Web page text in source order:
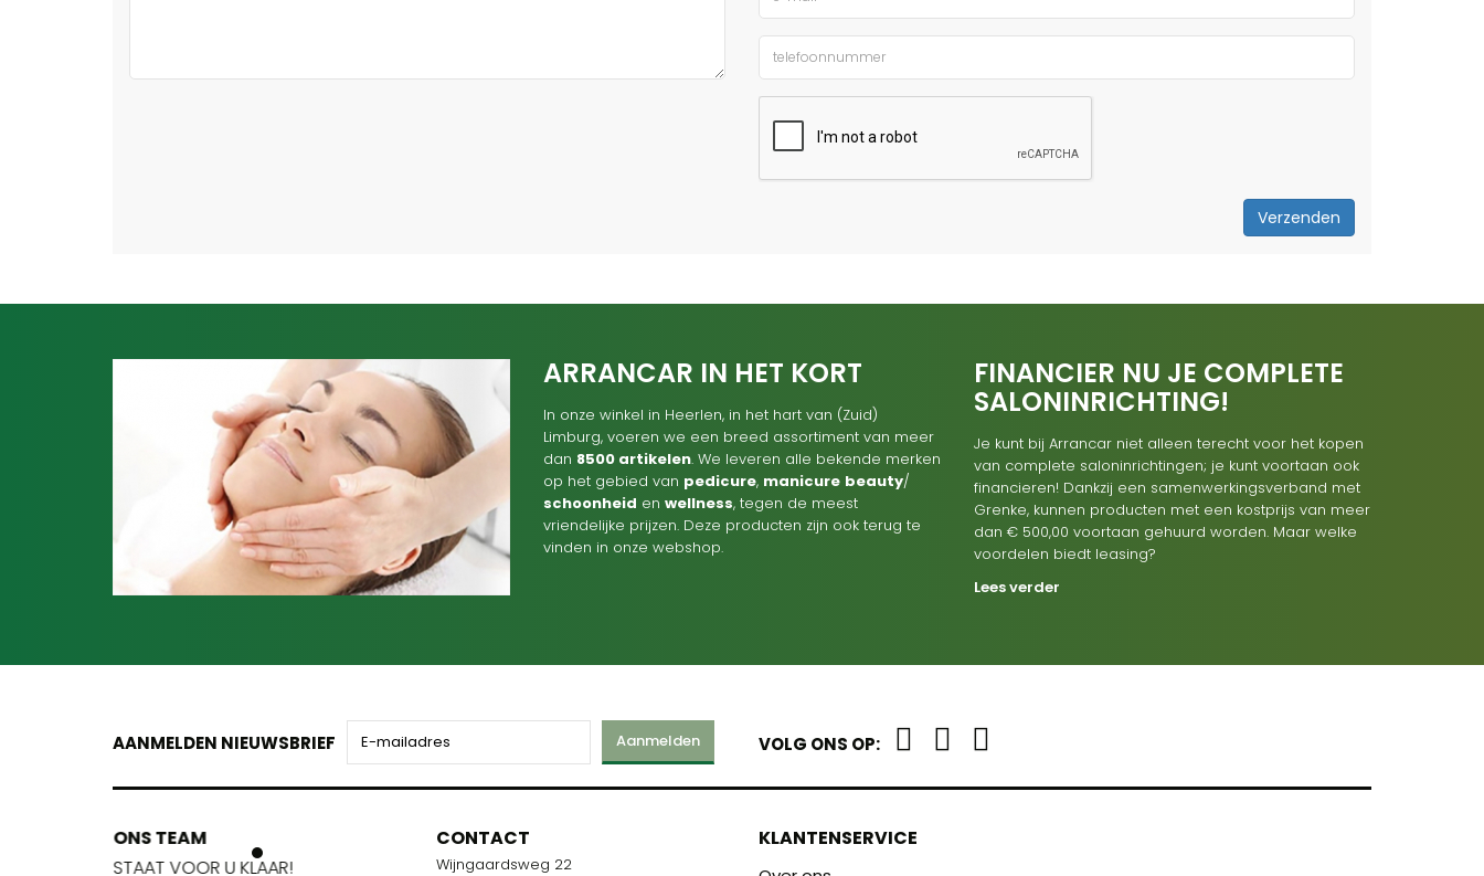
Verzenden
ARRANCAR IN HET KORT
In onze winkel in Heerlen, in het hart van (Zuid)
Limburg, voeren we een breed assortiment van meer
dan 8500 artikelen. We leveren alle bekende merken
op het gebied van pedicure, manicure beauty/
schoonheid en wellness, tegen de meest
vriendelijke prijzen. Deze producten zijn ook terug te
vinden in onze webshop.
FINANCIER NU JE COMPLETE
SALONINRICHTING!
Je kunt bij Arrancar niet alleen terecht voor het kopen
van complete saloninrichtingen; je kunt voortaan ook
financieren! Dankzij een samenwerkingsverband met
Grenke, kunnen producten met een kostprijs van meer
dan € 500,00 voortaan gehuurd worden. Maar welke
voordelen biedt leasing?
Lees verder
AANMELDEN NIEUWSBRIEF Aanmelden VOLG ONS OP:
ONS TEAM
STAAT VOOR U KLAAR!
ONS TEAM
STAAT VOOR U KLAAR!
CONTACT
Wijngaardsweg 22
KLANTENSERVICE